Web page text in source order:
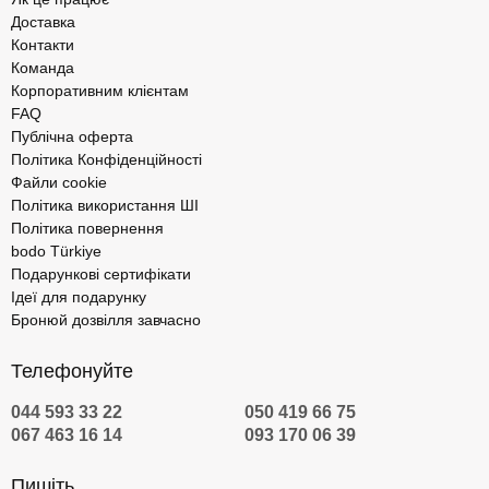
Гра на барабанах у Києві — це чудова можливість спробувати
щось нове, один урок може подарувати вам захоплююче хобі на
все життя. Ми відповідально підходимо до вибору музичних шкіл
та студій, а наші співробітники протестували особисто всі види
послуг. Якщо ви подаруєте сертифікат, одержувач зможе
активувати та використовувати його у зручний час. Це відмінний
вибір на Новий рік, день народження та будь-яке інше свято. Ми
ніколи не відмовляємо у персональних консультаціях і завжди
раді відповісти на запитання у телефонному режимі. Вибирайте
найбільш комфортний формат навчання та приходьте на
заняття до професіоналів.
Автор:Володимир Тихончук
Доставка
Контакти
Команда
Корпоративним клієнтам
FAQ
Публічна оферта
Політика Конфіденційності
Файли cookie
Політика використання ШІ
Політика повернення
bodo Türkiye
Подарункові сертифікати
Ідеї для подарунку
Бронюй дозвілля завчасно
Телефонуйте
044 593 33 22
050 419 66 75
067 463 16 14
093 170 06 39